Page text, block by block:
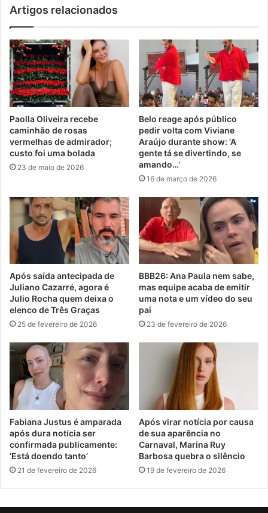
Artigos relacionados
Paolla Oliveira recebe
caminhão de rosas
vermelhas de admirador;
custo foi uma bolada
23 de maio de 2026
Belo reage após público
pedir volta com Viviane
Araújo durante show: ‘A
gente tá se divertindo, se
amando…’
16 de março de 2026
Após saída antecipada de
Juliano Cazarré, agora é
Julio Rocha quem deixa o
elenco de Três Graças
25 de fevereiro de 2026
BBB26: Ana Paula nem sabe,
mas equipe acaba de emitir
uma nota e um vídeo do seu
pai
23 de fevereiro de 2026
Fabiana Justus é amparada
após dura notícia ser
confirmada publicamente:
‘Está doendo tanto’
21 de fevereiro de 2026
Após virar notícia por causa
de sua aparência no
Carnaval, Marina Ruy
Barbosa quebra o silêncio
19 de fevereiro de 2026